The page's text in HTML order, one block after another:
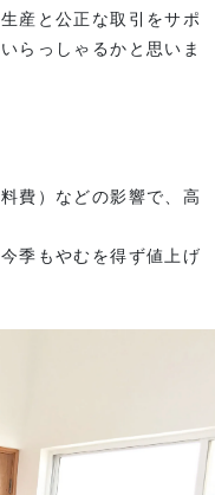
産と公正な取引をサポ
らっしゃるかと思いま
費）などの影響で、高
季もやむを得ず値上げ